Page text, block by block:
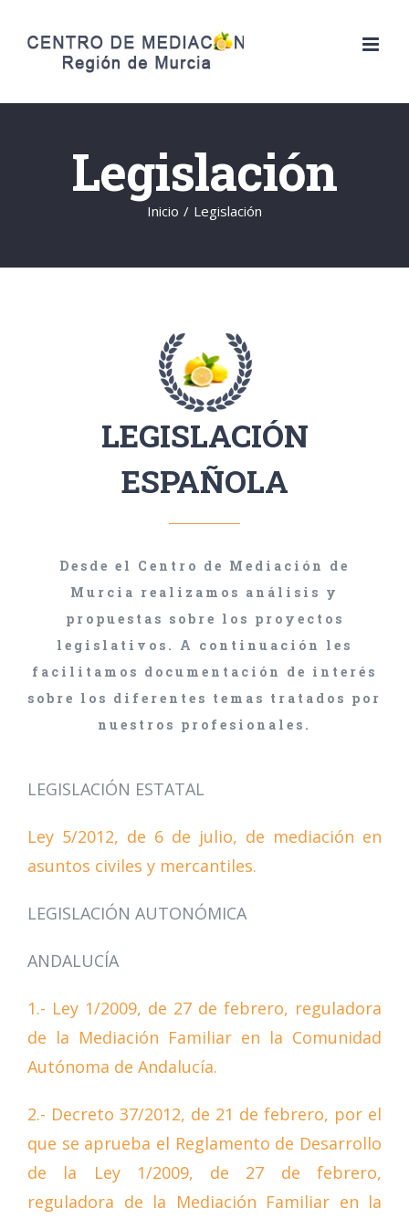
contenido
Legislación
Inicio / Legislación
LEGISLACIÓN
ESPAÑOLA
Desde el Centro de Mediación de
Murcia realizamos análisis y
propuestas sobre los proyectos
legislativos. A continuación les
facilitamos documentación de interés
sobre los diferentes temas tratados por
nuestros profesionales.
LEGISLACIÓN ESTATAL
Ley 5/2012, de 6 de julio, de mediación en
asuntos civiles y mercantiles.
LEGISLACIÓN AUTONÓMICA
ANDALUCÍA
1.- Ley 1/2009, de 27 de febrero, reguladora
de la Mediación Familiar en la Comunidad
Autónoma de Andalucía.
2.- Decreto 37/2012, de 21 de febrero, por el
que se aprueba el Reglamento de Desarrollo
de la Ley 1/2009, de 27 de febrero,
reguladora de la Mediación Familiar en la